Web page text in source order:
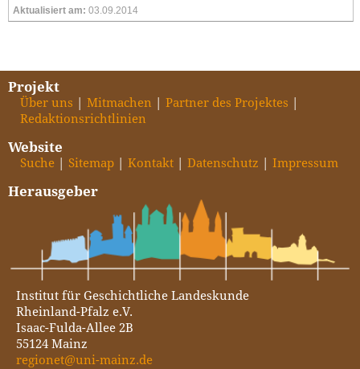
Aktualisiert am: 03.09.2014
Projekt
Über uns Mitmachen
Partner des Projektes
Redaktionsrichtlinien
Website
Suche Sitemap Kontakt Datenschutz Impressum
Herausgeber
Institut für Geschichtliche Landeskunde
Rheinland-Pfalz e.V.
Isaac-Fulda-Allee 2B
55124 Mainz
regionet@uni-mainz.de